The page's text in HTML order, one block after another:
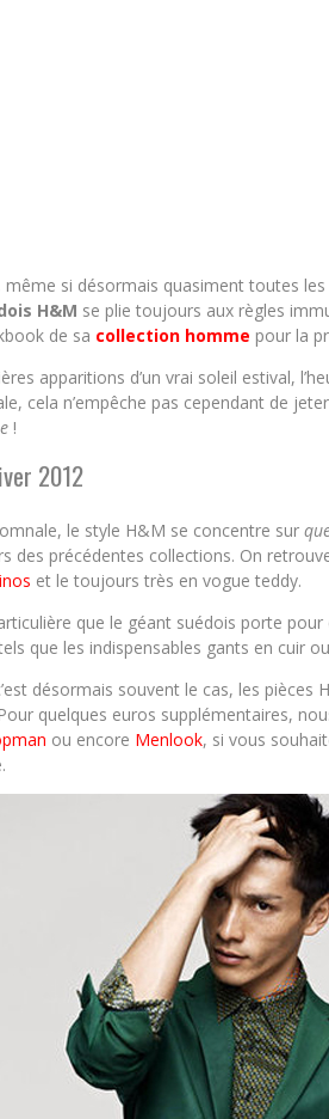
même si désormais quasiment toutes
H&M se plie toujours aux règles
de sa collection homme pour la
apparitions d’un vrai soleil estival,
cela n’empêche pas cependant de
!
2012
le style H&M se concentre sur
des précédentes collections. On
et le toujours très en vogue teddy.
que le géant suédois porte
que les indispensables gants en cuir
désormais souvent le cas, les pièces
quelques euros supplémentaires,
ou encore Menlook, si vous